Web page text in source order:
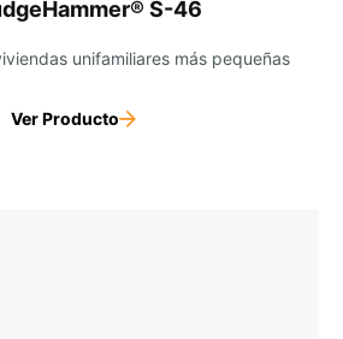
S-46
unifamiliares más pequeñas
Ver Producto